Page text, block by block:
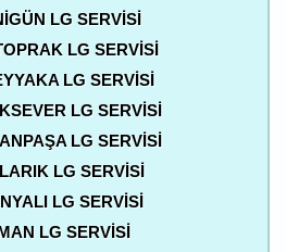
LG SERVISI
LG SERVISI
LG SERVISI
LG SERVISI
LG SERVISI
LG SERVISI
LG SERVISI
LG SERVISI